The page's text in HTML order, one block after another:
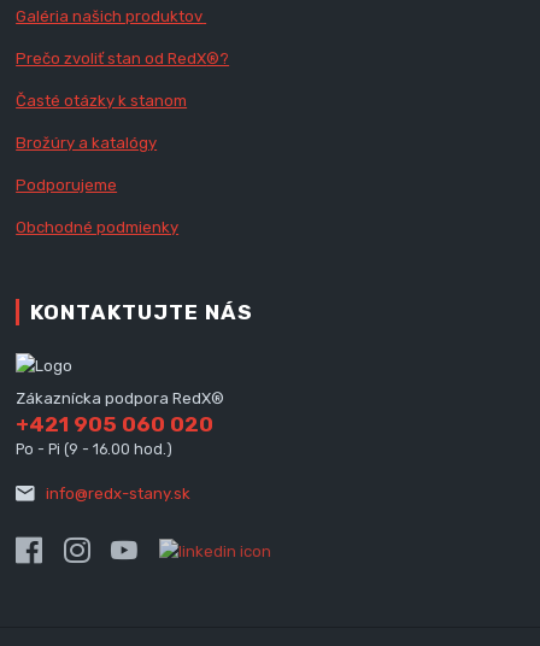
Galéria našich produktov
Prečo zvoliť stan od RedX®?
Časté otázky k stanom
Brožúry a katalógy
Podporujeme
Obchodné podmienky
KONTAKTUJTE NÁS
Zákaznícka podpora RedX®
+421 905 060 020
Po - Pi (9 - 16.00 hod.)
info@redx-stany.sk